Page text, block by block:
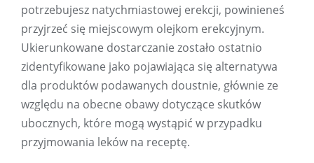
potrzebujesz natychmiastowej erekcji, powinieneś
przyjrzeć się miejscowym olejkom erekcyjnym.
Ukierunkowane dostarczanie zostało ostatnio
zidentyfikowane jako pojawiająca się alternatywa
dla produktów podawanych doustnie, głównie ze
względu na obecne obawy dotyczące skutków
ubocznych, które mogą wystąpić w przypadku
przyjmowania leków na receptę.